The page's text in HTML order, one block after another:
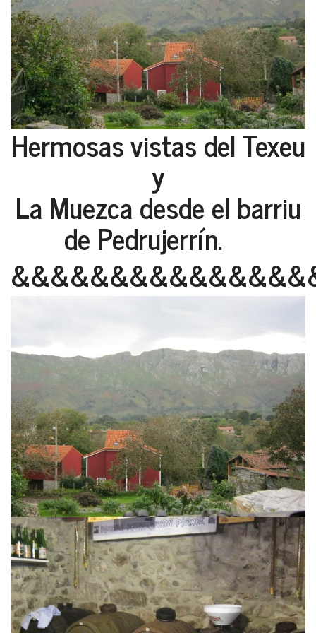
Hermosas vistas del Texeu
y
La Muezca desde el barriu
de Pedrujerrín.